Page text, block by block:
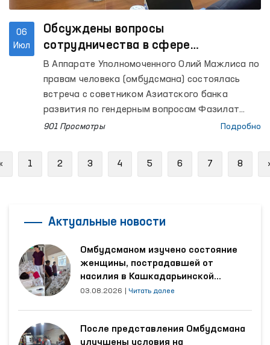
06
Июл
Обсуждены вопросы
сотрудничества в сфере
противодействия гендерному
насилию
В Аппарате Уполномоченного Олий Мажлиса по
правам человека (омбудсмана) состоялась
встреча с советником Азиатского банка
развития по гендерным вопросам Фазилат
Аллаяровой и национальным исследователем
901 Просмотры Подробно
Previous
1 2 3 4 5 6 7 8
Актуальные новости
Омбудсманом изучено состояние
женщины, пострадавшей от
насилия в Кашкадарьинской
области
03.08.2026 Читать далее
После представления Омбудсмана
улучшены условия на